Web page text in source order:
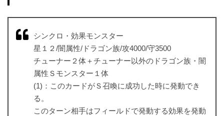
シンクロ・効果モンスター
星１２/闇属性/ドラゴン族/攻4000/守3500
チューナー２体＋チューナー以外のドラゴン族・闇
属性Ｓモンスター１体
(1)：このカードがＳ召喚に成功した時に発動でき
る。
このターン相手はフィールドで発動する効果を発動